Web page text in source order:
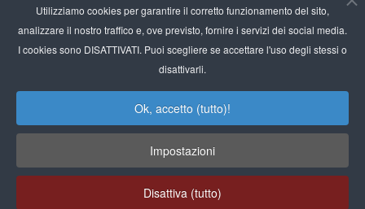
Utilizziamo cookies per garantire il corretto funzionamento del sito,
analizzare il nostro traffico e, ove previsto, fornire i servizi dei social media.
I cookies sono DISATTIVATI. Puoi scegliere se accettare l'uso degli stessi o
disattivarli.
Ok, accetto (tutto)!
Impostazioni
Disattiva (tutto)